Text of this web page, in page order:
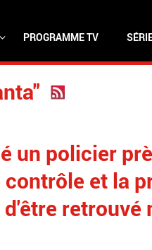
PROGRAMME TV
un policier
et la
retrouvé